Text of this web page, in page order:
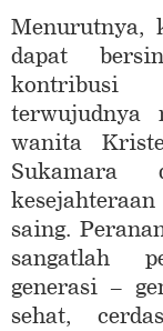
Menurutnya,
dapat
terwujudnya
wanita
Sukamara
saing.
sangatlah
generasi –
sehat,